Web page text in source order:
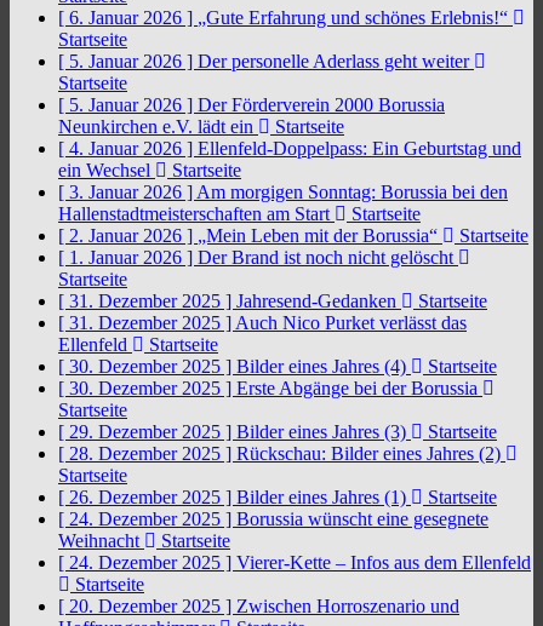
[ 6. Januar 2026 ] „Gute Erfahrung und schönes Erlebnis!“
Startseite
[ 5. Januar 2026 ] Der personelle Aderlass geht weiter
Startseite
[ 5. Januar 2026 ] Der Förderverein 2000 Borussia
Neunkirchen e.V. lädt ein
Startseite
[ 4. Januar 2026 ] Ellenfeld-Doppelpass: Ein Geburtstag und
ein Wechsel
Startseite
[ 3. Januar 2026 ] Am morgigen Sonntag: Borussia bei den
Hallenstadtmeisterschaften am Start
Startseite
[ 2. Januar 2026 ] „Mein Leben mit der Borussia“
Startseite
[ 1. Januar 2026 ] Der Brand ist noch nicht gelöscht
Startseite
[ 31. Dezember 2025 ] Jahresend-Gedanken
Startseite
[ 31. Dezember 2025 ] Auch Nico Purket verlässt das
Ellenfeld
Startseite
[ 30. Dezember 2025 ] Bilder eines Jahres (4)
Startseite
[ 30. Dezember 2025 ] Erste Abgänge bei der Borussia
Startseite
[ 29. Dezember 2025 ] Bilder eines Jahres (3)
Startseite
[ 28. Dezember 2025 ] Rückschau: Bilder eines Jahres (2)
Startseite
[ 26. Dezember 2025 ] Bilder eines Jahres (1)
Startseite
[ 24. Dezember 2025 ] Borussia wünscht eine gesegnete
Weihnacht
Startseite
[ 24. Dezember 2025 ] Vierer-Kette – Infos aus dem Ellenfeld
Startseite
[ 20. Dezember 2025 ] Zwischen Horroszenario und